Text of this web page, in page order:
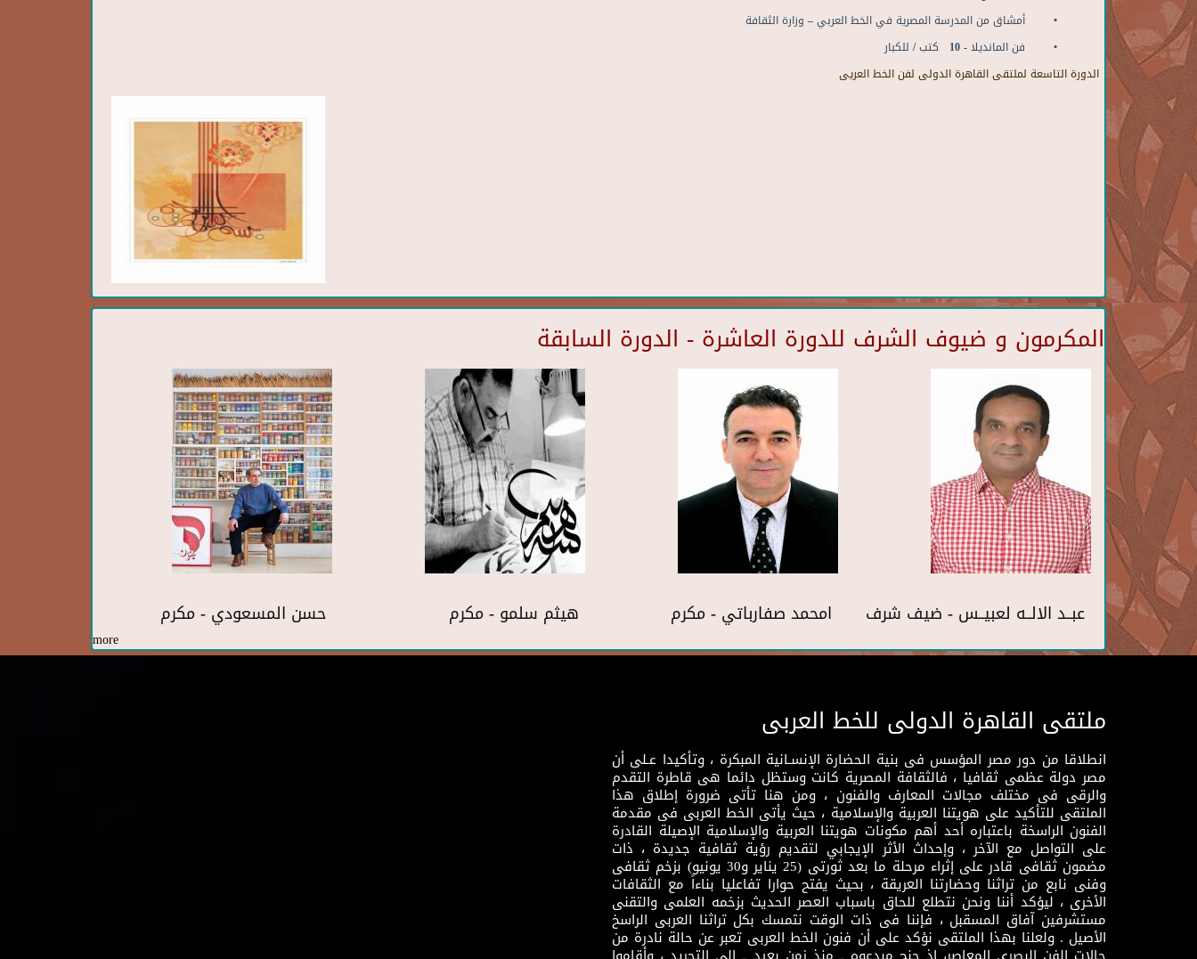
• أمشاق من المدرسة المصرية في الخط العربي – وزارة الثقافة
• فن المانديلا - 10 كتب / للكبار
الدورة التاسعة لملتقى القاهرة الدولى لفن الخط العريى
المكرمون و ضيوف الشرف للدورة العاشرة - الدورة السابقة
حسن المسعودي - مكرم هيثم سلمو - مكرم امحمد صفارباتي - مكرم عبــد الالــه لعبيــس - ضيف شرف
more
ملتقى القاهرة الدولى للخط العربى
انطلاقا من دور مصر المؤسس فى بنية الحضارة الإنسـانية المبكرة ، وتأكيدا عـلى أن
مصر دولة عظمى ثقافيا ، فالثقافة المصرية كانت وستظل دائما هى قاطرة التقدم
والرقى فى مختلف مجالات المعارف والفنون ، ومن هنا تأتى ضرورة إطلاق هذا
الملتقى للتأكيد على هويتنا العربية والإسلامية ، حيث يأتى الخط العربى فى مقدمة
الفنون الراسخة باعتباره أحد أهم مكونات هويتنا العربية والإسلامية الإصيلة القادرة
على التواصل مع الآخر ، وإحداث الأثر الإيجابي لتقديم رؤية ثقافية جديدة ، ذات
مضمون ثقافى قادر على إثراء مرحلة ما بعد ثورتى (25 يناير و30 يونيو) بزخم ثقافى
وفنى نابع من تراثنا وحضارتنا العريقة ، بحيث يفتح حوارا تفاعليا بناءاً مع الثقافات
الأخرى ، ليؤكد أننا ونحن نتطلع للحاق باسباب العصر الحديث بزخمه العلمى والتقنى
مستشرفين آفاق المسقبل ، فإننا فى ذات الوقت نتمسك بكل تراثنا العربى الراسخ
الأصيل . ولعلنا بهذا الملتقى نؤكد على أن فنون الخط العربى تعبر عن حالة نادرة من